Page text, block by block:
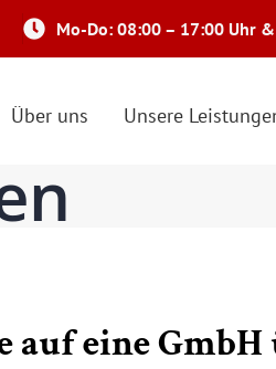
Mo-Do: 08:00 – 17:00 Uhr
Über uns Unsere
eine GmbH